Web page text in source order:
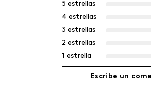
5 estrellas
4 estrellas
3 estrellas
2 estrellas
1 estrella
Escribe un